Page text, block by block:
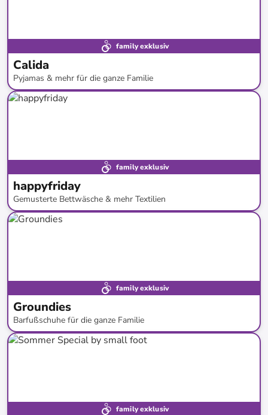
family exklusiv
Calida
Pyjamas & mehr für die ganze Familie
bis-61%*
family exklusiv
happyfriday
Gemusterte Bettwäsche & mehr Textilien
bis-71%*
family exklusiv
Groundies
Barfußschuhe für die ganze Familie
bis-55%*
family exklusiv